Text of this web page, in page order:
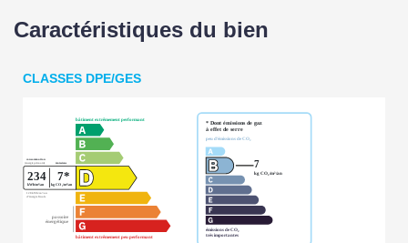
Caractéristiques du bien
CLASSES DPE/GES